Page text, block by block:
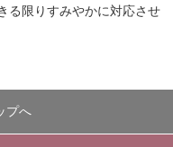
る限りすみやかに対応させ
プへ